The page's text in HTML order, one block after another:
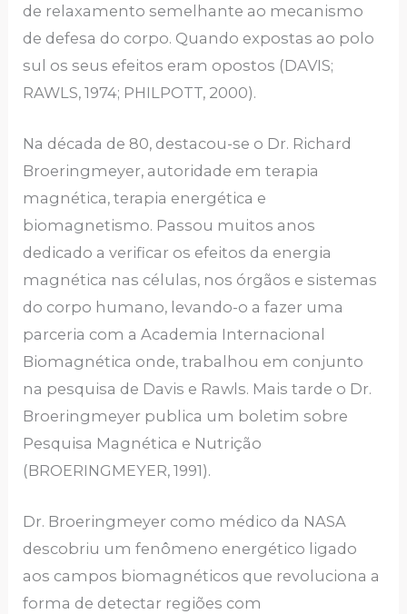
de relaxamento semelhante ao mecanismo
de defesa do corpo. Quando expostas ao polo
sul os seus efeitos eram opostos (DAVIS;
RAWLS, 1974; PHILPOTT, 2000).
Na década de 80, destacou-se o Dr. Richard
Broeringmeyer, autoridade em terapia
magnética, terapia energética e
biomagnetismo. Passou muitos anos
dedicado a verificar os efeitos da energia
magnética nas células, nos órgãos e sistemas
do corpo humano, levando-o a fazer uma
parceria com a Academia Internacional
Biomagnética onde, trabalhou em conjunto
na pesquisa de Davis e Rawls. Mais tarde o Dr.
Broeringmeyer publica um boletim sobre
Pesquisa Magnética e Nutrição
(BROERINGMEYER, 1991).
Dr. Broeringmeyer como médico da NASA
descobriu um fenômeno energético ligado
aos campos biomagnéticos que revoluciona a
forma de detectar regiões com